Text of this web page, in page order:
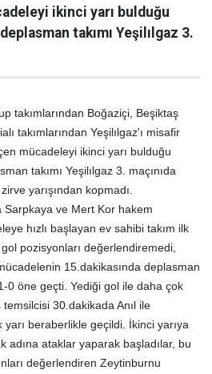
ikinci yarı bulduğu
takımı Yeşilılgaz 3.
takımlarından Boğaziçi, Beşiktaş
takımlarından Yeşilılgaz'ı misafir
mücadeleyi ikinci yarı bulduğu
takımı Yeşilılgaz 3. maçınıda
yarışından kopmadı.
Sarpkaya ve Mert Kor hakem
hızlı başlayan ev sahibi takım ilk
pozisyonları değerlendiremedi,
15.dakikasında deplasman
0 öne geçti. Yediği gol ile daha çok
30.dakikada Anıl ile
beraberlikle geçildi. İkinci yarıya
adına ataklar yaparak başladılar, bu
değerlendiren Zeytinburnu